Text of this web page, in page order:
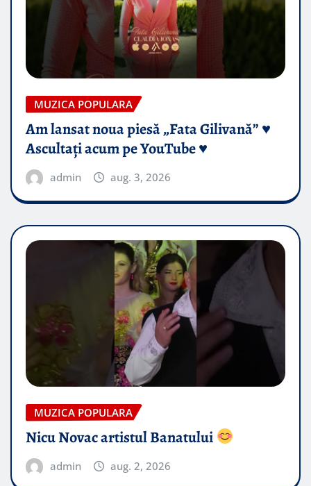
MUZICA POPULARA
Am lansat noua piesă „Fata Gilivană” ♥️
Ascultați acum pe YouTube ♥️
admin aug. 3, 2026
MUZICA POPULARA
Nicu Novac artistul Banatului
admin aug. 2, 2026